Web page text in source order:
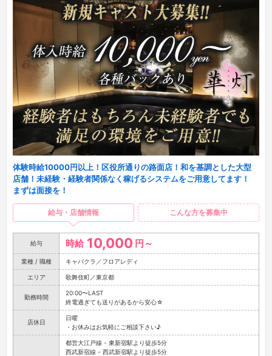
体験時給10000円以上！区役所通りの路面店！和を基調とした大型
店舗！未経験・経験者関係なく稼げるシステムをご用意してます！
まずは面接を！
給与・店舗情報 こんな方を募集中
給与 時給 10,000 円～
業種 / 職種 キャバクラ／フロアレディ
エリア 歌舞伎町／東京都
勤務時間
20:00〜LAST
終電過ぎても送りがあるから安心☆
店休日
日曜
・お休みはお気軽にご相談下さい♪
都営大江戸線 - 東新宿駅より徒歩5分
西武新宿線 - 西武新宿駅より徒歩5分